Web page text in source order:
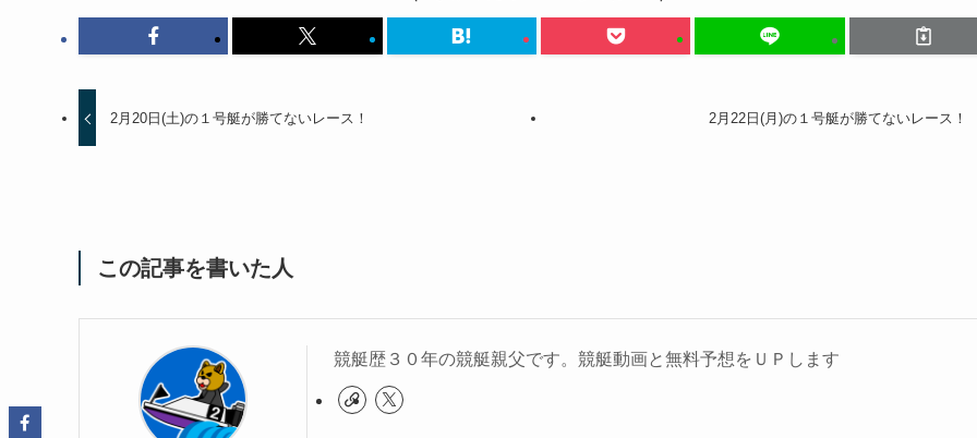
2月20日(土)の１号艇が勝てないレース！ 2月22日(月)の１号艇が勝てないレース！
この記事を書いた人
競艇歴３０年の競艇親父です。競艇動画と無料予想をＵＰします